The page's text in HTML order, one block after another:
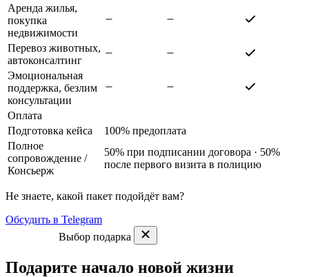
Аренда жилья,
покупка
недвижимости
Перевоз животных,
автоконсалтинг
Эмоциональная
поддержка, безлим
консультации
Оплата
Подготовка кейса
100% предоплата
Полное
сопровождение /
Консьерж
50% при подписании договора · 50%
после первого визита в полицию
Не знаете, какой пакет подойдёт вам?
Обсудить в Telegram
Выбор подарка
Подарите начало новой жизни